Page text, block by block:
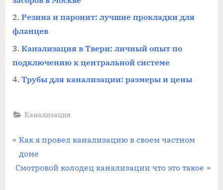
Резина и паронит: лучшие прокладки для
фланцев
Канализация в Твери: личный опыт по
подключению к центральной системе
Трубы для канализации: размеры и цены
Канализация
Навигация
по
П
р
е
Как я провел канализацию в своем частном
доме
С
Смотровой колодец канализации что это такое